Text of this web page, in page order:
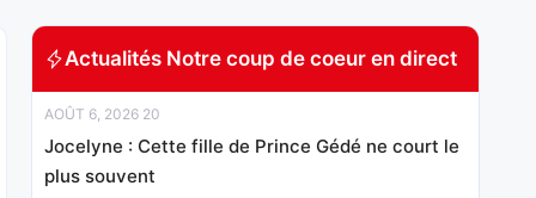
Actualités Notre coup de coeur en direct
AOÛT 6, 2026 20
Jocelyne : Cette fille de Prince Gédé ne court le
plus souvent